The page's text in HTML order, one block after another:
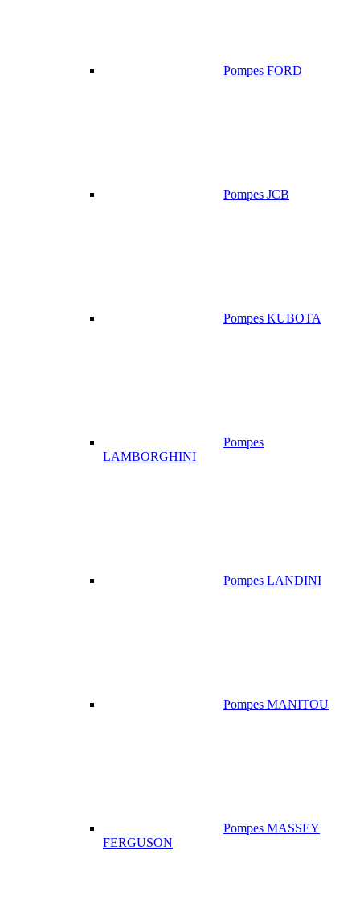
Pompes FORD
Pompes JCB
Pompes KUBOTA
Pompes
LAMBORGHINI
Pompes LANDINI
Pompes MANITOU
Pompes MASSEY
FERGUSON